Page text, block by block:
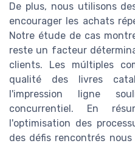
De plus, nous utilisons
encourager les achats
Notre étude de cas
reste un facteur
clients. Les múltiples
qualité des livres
l'impression ligne
concurrentiel. En
l'optimisation des
des défis rencontrés